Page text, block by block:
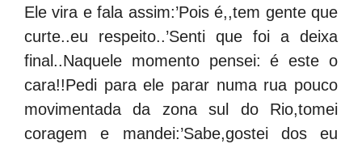
Ele vira e fala assim:’Pois é,,tem gente que
curte..eu respeito..’Senti que foi a deixa
final..Naquele momento pensei: é este o
cara!!Pedi para ele parar numa rua pouco
movimentada da zona sul do Rio,tomei
coragem e mandei:’Sabe,gostei dos eu